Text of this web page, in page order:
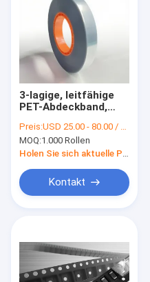
3-lagige, leitfähige
PET-Abdeckband,
85-90%!,(FEHLT) für
Carrierband-
Versiegelung
Preis:USD 25.00 - 80.00 / Roll (depending on width & quantity)
MOQ:1.000 Rollen
Kontakt